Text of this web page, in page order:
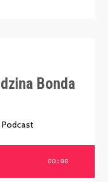
Bonda
Podcast
00:00